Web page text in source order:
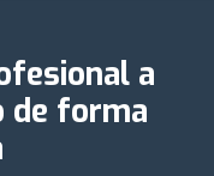
a
de forma